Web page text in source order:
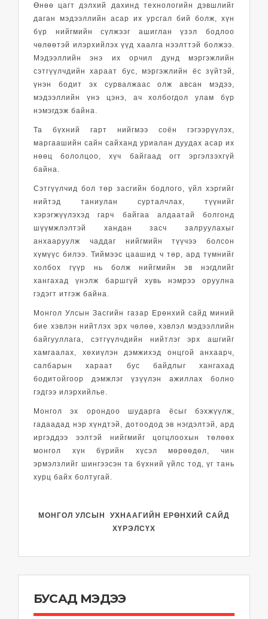
Өнөө цагт дэлхий дахинд технологийн дэвшлийг
даган мэдээллийн асар их урсгал бий болж, хүн
бүр нийгмийн сүлжээг ашиглан үзэл бодлоо
чөлөөтэй илэрхийлэх үүд хаалга нээлттэй болжээ.
Мэдээллийн энэ их орчил дунд мэргэжлийн
сэтгүүлчдийн хараат бус, мэргэжлийн ёс зүйтэй,
үнэн бодит эх сурвалжаас олж авсан мэдээ,
мэдээллийн үнэ цэнэ, ач холбогдол улам бүр
нэмэгдэж байна.
Та бүхний гарт нийгмээ соён гэгээрүүлэх,
маргаашийн сайн сайханд уриалан дуудах асар их
нөөц бололцоо, хүч байгаад огт эргэлзэхгүй
байна.
Сэтгүүлчид бол төр засгийн бодлого, үйл хэргийг
нийтэд таниулан сурталчлах, түүнийг
хэрэгжүүлэхэд гарч байгаа алдаатай болгонд
шүүмжлэлтэй хандан засч залруулахыг
анхааруулж чаддаг нийгмийн түүчээ болсон
хүмүүс билээ. Тиймээс цаашид ч төр, ард түмнийг
холбох гүүр нь болж нийгмийн эв нэгдлийг
хангахад үнэлж баршгүй хувь нэмрээ оруулна
гэдэгт итгэж байна.
Монгол Улсын Засгийн газар Ерөнхий сайд миний
бие хэвлэн нийтлэх эрх чөлөө, хэвлэл мэдээллийн
байгууллага, сэтгүүлчдийн нийтлэг эрх ашгийг
хамгаалах, хөхиүлэн дэмжихэд онцгой анхаарч,
салбарын хараат бус байдлыг хангахад
бодитойгоор дэмжлэг үзүүлэн ажиллах болно
гэдгээ илэрхийлье.
Монгол эх орондоо шударга ёсыг бэхжүүлж,
гадаадад нэр хүндтэй, дотоодод эв нэгдэлтэй, ард
иргэддээ ээлтэй нийгмийг цогцлоохын төлөөх
монгол хүн бүрийн хүсэл мөрөөдөл, чин
эрмэлзлийг шингээсэн та бүхний үйлс тод, үг тань
хурц байх болтугай.
МОНГОЛ УЛСЫН УХНААГИЙН ЕРӨНХИЙ САЙД
ХҮРЭЛСҮХ
БУСАД МЭДЭЭ